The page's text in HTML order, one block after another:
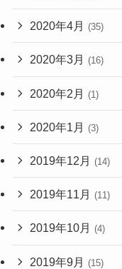
2020年4月 (35)
2020年3月 (16)
2020年2月 (1)
2020年1月 (3)
2019年12月 (14)
2019年11月 (11)
2019年10月 (4)
2019年9月 (15)